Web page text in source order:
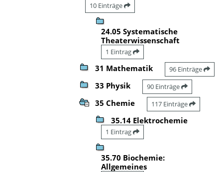
10 Einträge
24.05 Systematische
Theaterwissenschaft
1 Eintrag
31 Mathematik 96 Einträge
33 Physik 90 Einträge
35 Chemie 117 Einträge
35.14 Elektrochemie
1 Eintrag
35.70 Biochemie:
Allgemeines